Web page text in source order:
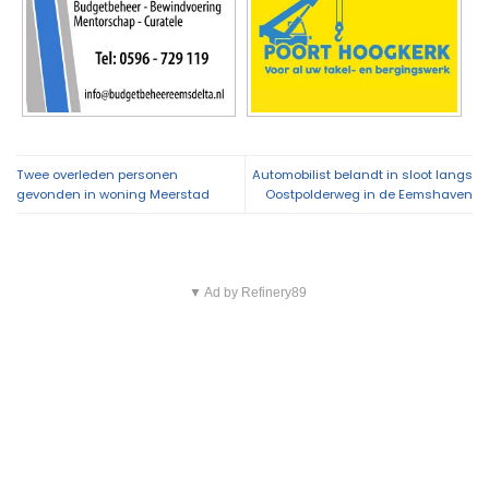
Twee overleden personen
gevonden in woning Meerstad
Automobilist belandt in sloot langs
Oostpolderweg in de Eemshaven
▼ Ad by Refinery89